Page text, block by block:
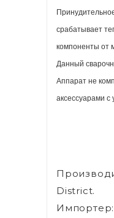
срабатывает
компоненты от
Данный
Аппарат не
аксессуарами с
District.